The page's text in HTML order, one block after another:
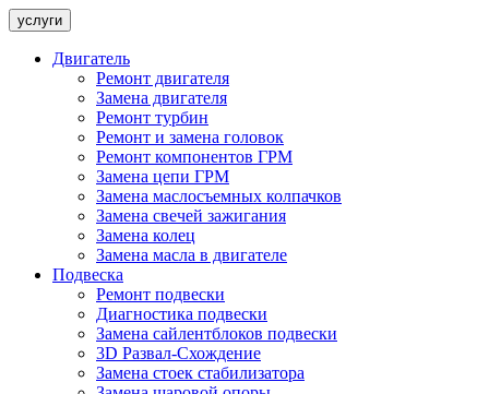
услуги
Двигатель
Ремонт двигателя
Замена двигателя
Ремонт турбин
Ремонт и замена головок
Ремонт компонентов ГРМ
Замена цепи ГРМ
Замена маслосъемных колпачков
Замена свечей зажигания
Замена колец
Замена масла в двигателе
Подвеска
Ремонт подвески
Диагностика подвески
Замена сайлентблоков подвески
3D Развал-Схождение
Замена стоек стабилизатора